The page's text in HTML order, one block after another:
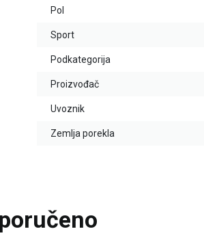
Pol
Sport
Podkategorija
Proizvođač
Uvoznik
Zemlja porekla